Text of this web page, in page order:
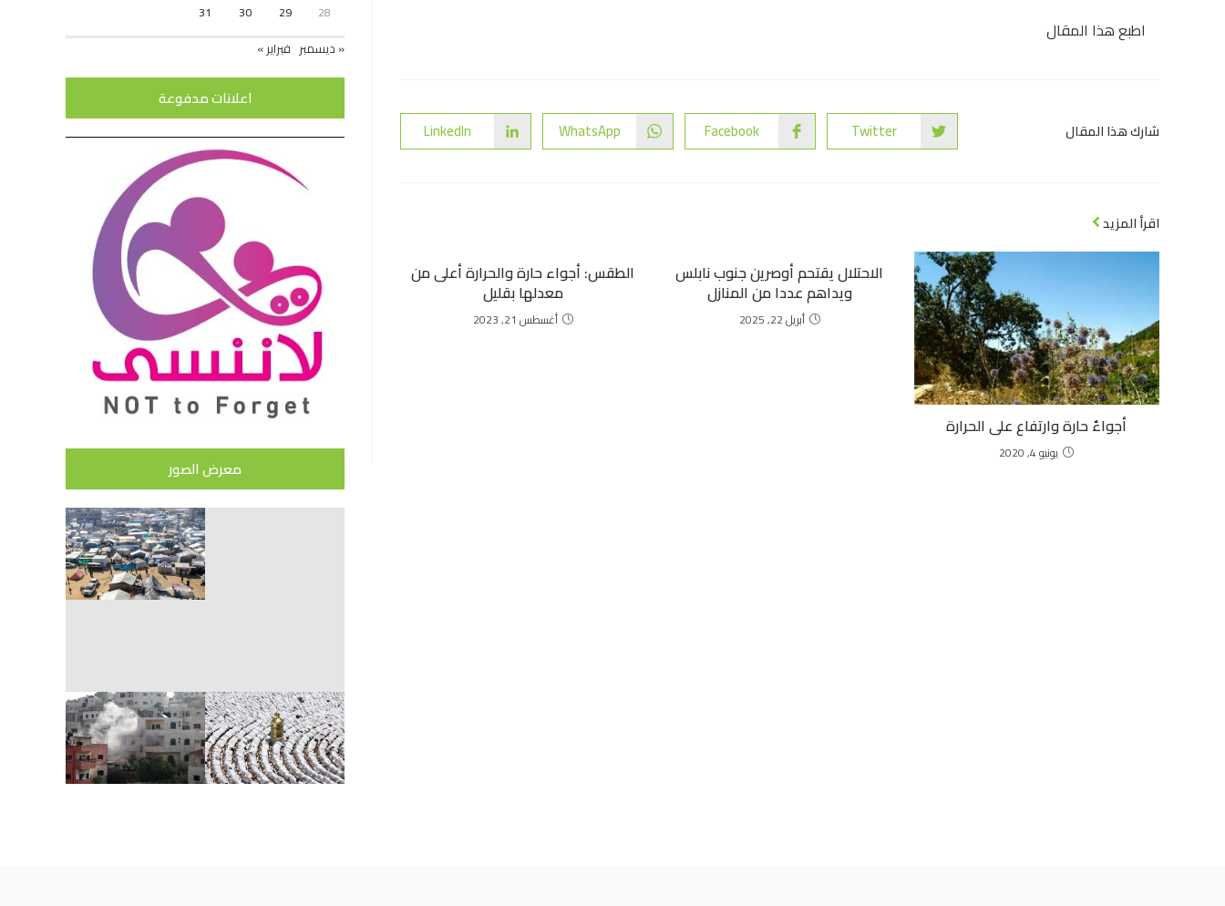
اطبع هذا المقال
شارك هذا المقال Twitter
Facebook
WhatsApp
LinkedIn
اقرأ المزيد
الطقس: أجواء حارة والحرارة أعلى من
معدلها بقليل
أغسطس 21, 2023
الاحتلال يقتحم أوصرين جنوب نابلس
ويداهم عددا من المنازل
أبريل 22, 2025
أجواءٌ حارة وارتفاع على الحرارة
يونيو 4, 2020
28
29
30
31
« ديسمبر فبراير »
اعلانات مدفوعة
معرض الصور